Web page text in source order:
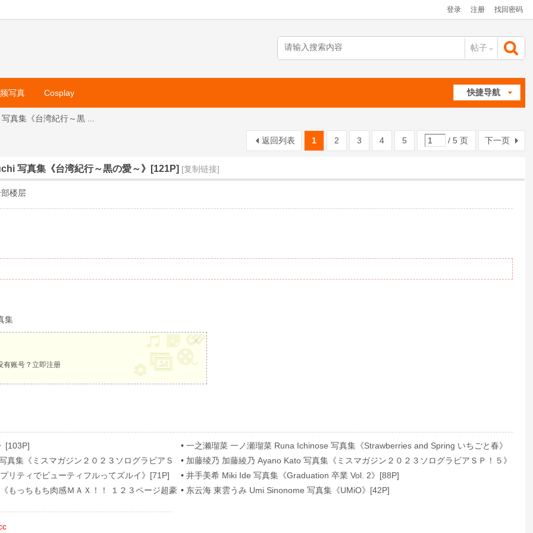
登录 注册 找回密码
帖子
快捷导航
写真 Cosplay
真集《台湾紀行～黒 ...
1 2 3 4 5 / 5 页 下一页
返回列表
写真集《台湾紀行～黒の愛～》[121P] [复制链接]
楼层
集
有账号？立即注册
x
[103P] •一之濑瑠菜 一ノ瀬瑠菜 Runa Ichinose 写真集《Strawberries and Spring いちごと春》
[62P]
真集《ミスマガジン２０２３ソログラビアＳ • 加藤绫乃 加藤綾乃 Ayano Kato 写真集《ミスマガジン２０２３ソログラビアＳＰ！５》
[54P]
リティでビューティフルってズルイ》[71P] •井手美希 Miki Ide 写真集《Graduation 卒業 Vol. 2》[88P]
もっちもち肉感ＭＡＸ！！ １２３ページ超豪 • 东云海 東雲うみ Umi Sinonome 写真集《UMiO》[42P]